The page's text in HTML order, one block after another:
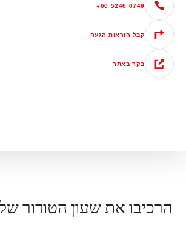
+60 5246 0749
קבל הוראות הגעה
בקר באתר
הרכיבו את שעון הטודור